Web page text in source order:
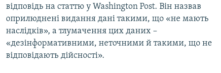
відповідь на статтю у Washington Post. Він назвав
оприлюднені видання дані такими, що «не мають
наслідків», а тлумачення цих даних –
«дезінформативними, неточними й такими, що не
відповідають дійсності».